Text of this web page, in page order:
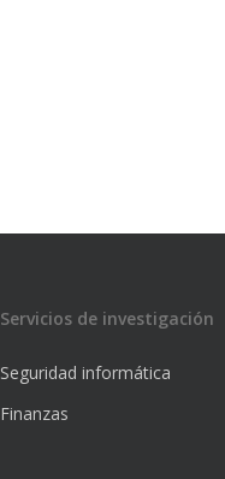
Servicios de investigación
Seguridad informática
Finanzas